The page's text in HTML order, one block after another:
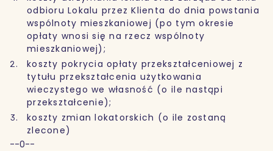
odbioru Lokalu przez Klienta do dnia powstania
wspólnoty mieszkaniowej (po tym okresie
opłaty wnosi się na rzecz wspólnoty
mieszkaniowej);
koszty pokrycia opłaty przekształceniowej z
tytułu przekształcenia użytkowania
wieczystego we własność (o ile nastąpi
przekształcenie);
koszty zmian lokatorskich (o ile zostaną
zlecone)
--0--